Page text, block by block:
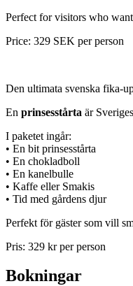
Perfect for visitors who
Price: 329 SEK per person
Den ultimata svenska fika-
En prinsesstårta är
I paketet ingår:
• En bit prinsesstårta
• En chokladboll
• En kanelbulle
• Kaffe eller Smakis
• Tid med gårdens djur
Perfekt för gäster som vill
Pris: 329 kr per person
Bokningar